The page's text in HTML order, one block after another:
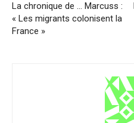
La chronique de … Marcuss :
« Les migrants colonisent la
France »